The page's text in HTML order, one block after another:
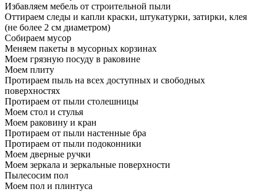
Избавляем мебель от строительной пыли
Оттираем следы и капли краски, штукатурки, затирки, клея
(не более 2 см диаметром)
Собираем мусор
Меняем пакеты в мусорных корзинах
Моем грязную посуду в раковине
Моем плиту
Протираем пыль на всех доступных и свободных
поверхностях
Протираем от пыли столешницы
Моем стол и стулья
Моем раковину и кран
Протираем от пыли настенные бра
Протираем от пыли подоконники
Моем дверные ручки
Моем зеркала и зеркальные поверхности
Пылесосим пол
Моем пол и плинтуса